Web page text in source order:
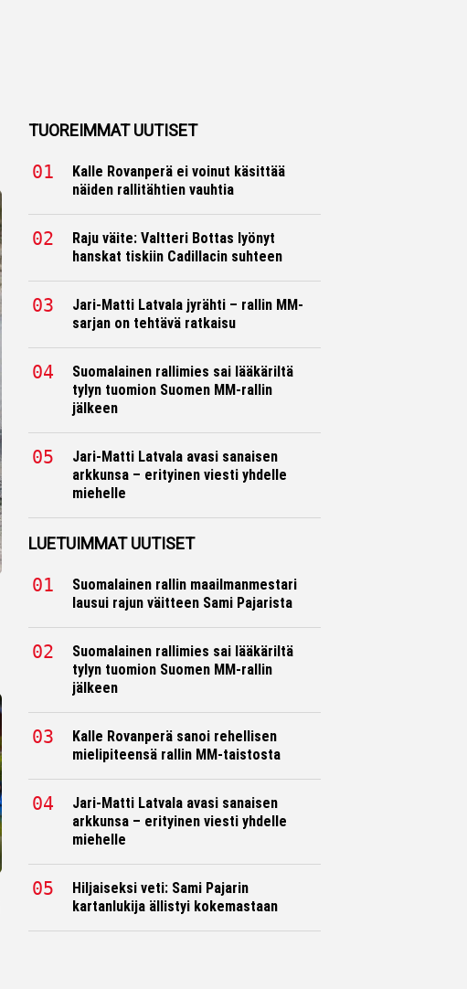
TUOREIMMAT UUTISET
Kalle Rovanperä ei voinut käsittää
näiden rallitähtien vauhtia
Raju väite: Valtteri Bottas lyönyt
hanskat tiskiin Cadillacin suhteen
Jari-Matti Latvala jyrähti – rallin MM-
sarjan on tehtävä ratkaisu
Suomalainen rallimies sai lääkäriltä
tylyn tuomion Suomen MM-rallin
jälkeen
Jari-Matti Latvala avasi sanaisen
arkkunsa – erityinen viesti yhdelle
miehelle
LUETUIMMAT UUTISET
Suomalainen rallin maailmanmestari
lausui rajun väitteen Sami Pajarista
Suomalainen rallimies sai lääkäriltä
tylyn tuomion Suomen MM-rallin
jälkeen
Kalle Rovanperä sanoi rehellisen
mielipiteensä rallin MM-taistosta
Jari-Matti Latvala avasi sanaisen
arkkunsa – erityinen viesti yhdelle
miehelle
Hiljaiseksi veti: Sami Pajarin
kartanlukija ällistyi kokemastaan